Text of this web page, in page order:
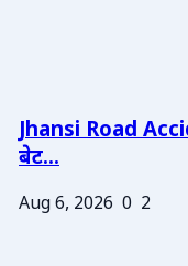
Jhansi Road
बेट...
Aug 6, 2026 0 2